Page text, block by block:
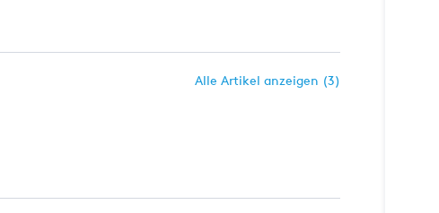
Alle Artikel anzeigen (3)